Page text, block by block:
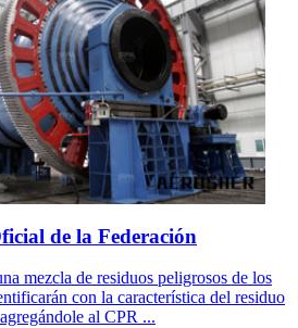
de la Federación
mezcla de residuos peligrosos de los
con la característica del residuo
al CPR ...